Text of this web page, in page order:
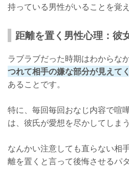
持っている男性がいることを覚
距離を置く男性心理：彼
ラブラブだった時期はわからな
つれて相手の嫌な部分が見えて
あることです。
特に、毎回毎回おなじ内容で喧
は、彼氏が愛想を尽かしてしま
なんかい注意しても直らない相
離を置くと言って後悔させるパ